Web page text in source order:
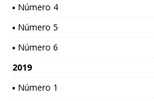
▪ Número 4
▪ Número 5
▪ Número 6
2019
▪ Número 1